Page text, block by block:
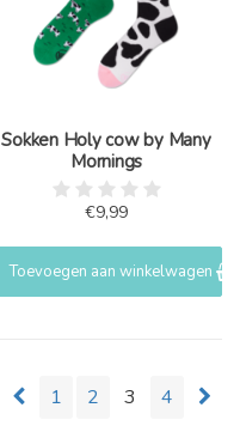
Sokken Holy cow by Many
Mornings
€9,99
Toevoegen aan winkelwagen
1 2 3 4